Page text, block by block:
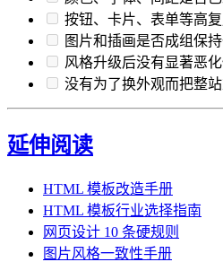
按钮、卡片、表单等高
图片和插画是否成组保
风格升级后没有显著恶
没有为了换外观而把整
延伸阅读
HTML 模板改造手册
HTML 模板行业选择指南
网页设计 10 条硬规则
图片风格一致性手册